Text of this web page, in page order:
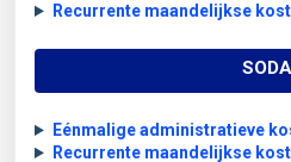
Recurrente maandelijkse
SODA
Eénmalige administratieve
Recurrente maandelijkse